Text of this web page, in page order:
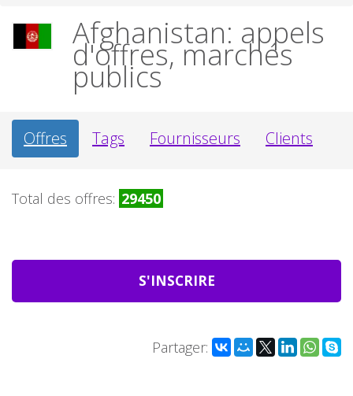
Afghanistan: appels
d'offres, marchés
publics
Offres Tags Fournisseurs Clients
Total des offres: 29450
S'INSCRIRE
Partager: